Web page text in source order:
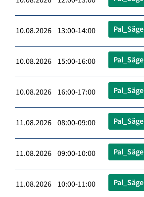
10.08.2026 13:00-14:00 Pal_Säge
10.08.2026 15:00-16:00 Pal_Säge
10.08.2026 16:00-17:00 Pal_Säge
11.08.2026 08:00-09:00 Pal_Säge
11.08.2026 09:00-10:00 Pal_Säge
11.08.2026 10:00-11:00 Pal_Säge